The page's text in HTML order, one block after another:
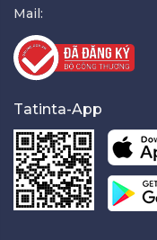
Mail:
Tatinta-App